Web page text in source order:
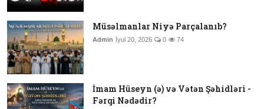
Müsəlmanlar Niyə Parçalanıb?
Admin İyul 20, 2026 0 74
İmam Hüseyn (ə) və Vətən Şəhidləri -
Fərqi Nədədir?